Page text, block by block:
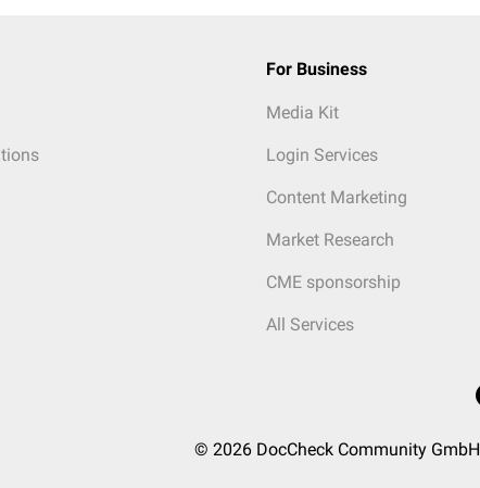
For Business
Media Kit
Login Services
Content Marketing
Market Research
CME sponsorship
All Services
© 2026 DocCheck Community GmbH